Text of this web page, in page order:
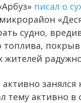
писал о
судно,
топлива,
жителей
активно
активно в